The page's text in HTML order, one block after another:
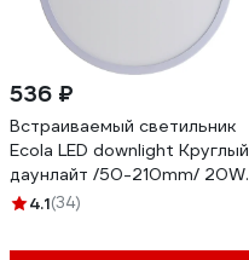
536 ₽
Встраиваемый светильник
Ecola LED downlight Круглый
даунлайт /50-210mm/ 20W
220V 4200K 230x20
4.1(34)